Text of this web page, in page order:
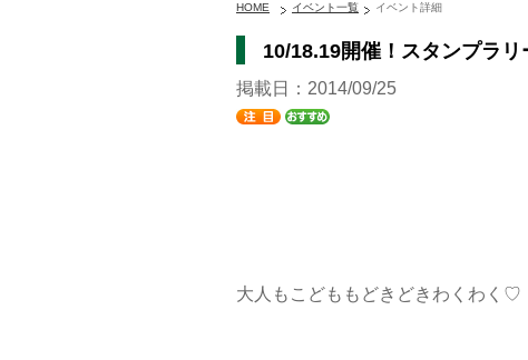
HOME イベント一覧 イベント詳細
10/18.19開催！スタンプラ
掲載日：2014/09/25
大人もこどももどきどきわくわく